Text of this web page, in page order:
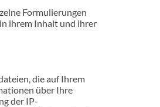
Formulierungen
ihrem Inhalt und ihrer
die auf Ihrem
über Ihre
der IP-